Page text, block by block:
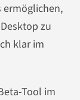
ermöglichen,
zu
klar im
Tool im